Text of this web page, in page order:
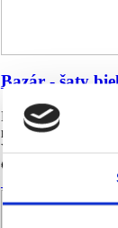
Bazár - šaty
Krasokorčuliarske
nákupného košíka
Vami podmienky
€75.00